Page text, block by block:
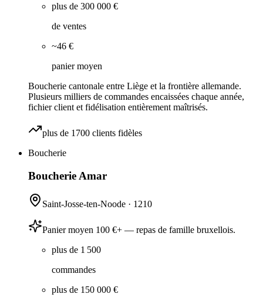
plus de 300 000 €
de ventes
~46 €
panier moyen
Boucherie cantonale entre Liège et la frontière allemande.
Plusieurs milliers de commandes encaissées chaque année,
fichier client et fidélisation entièrement maîtrisés.
plus de 1700 clients fidèles
Boucherie
Boucherie Amar
Saint-Josse-ten-Noode · 1210
Panier moyen 100 €+ — repas de famille bruxellois.
plus de 1 500
commandes
plus de 150 000 €